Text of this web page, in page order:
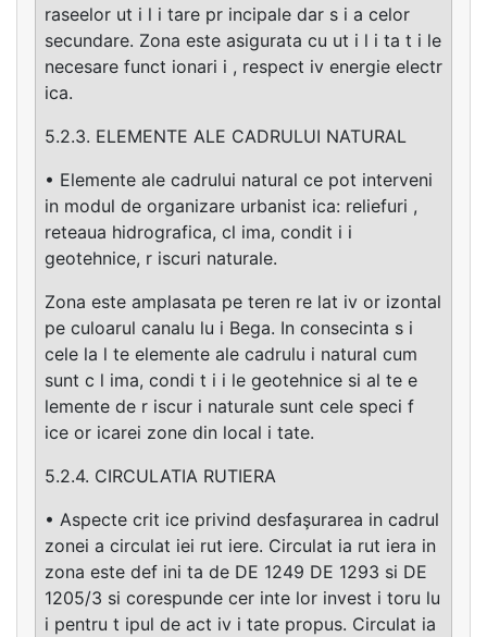
raseelor ut i l i tare pr incipale dar s i a celor
secundare. Zona este asigurata cu ut i l i ta t i le
necesare funct ionari i , respect iv energie electr
ica.
5.2.3. ELEMENTE ALE CADRULUI NATURAL
• Elemente ale cadrului natural ce pot interveni
in modul de organizare urbanist ica: reliefuri ,
reteaua hidrografica, cl ima, condit i i
geotehnice, r iscuri naturale.
Zona este amplasata pe teren re lat iv or izontal
pe culoarul canalu lu i Bega. In consecinta s i
cele la l te elemente ale cadrulu i natural cum
sunt c l ima, condi t i i le geotehnice si al te e
lemente de r iscur i naturale sunt cele speci f
ice or icarei zone din local i tate.
5.2.4. CIRCULATIA RUTIERA
• Aspecte crit ice privind desfaşurarea in cadrul
zonei a circulat iei rut iere. Circulat ia rut iera in
zona este def ini ta de DE 1249 DE 1293 si DE
1205/3 si corespunde cer inte lor invest i toru lu
i pentru t ipul de act iv i tate propus. Circulat ia